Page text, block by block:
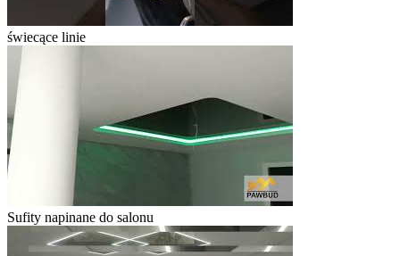
świecące linie
Sufity napinane do salonu